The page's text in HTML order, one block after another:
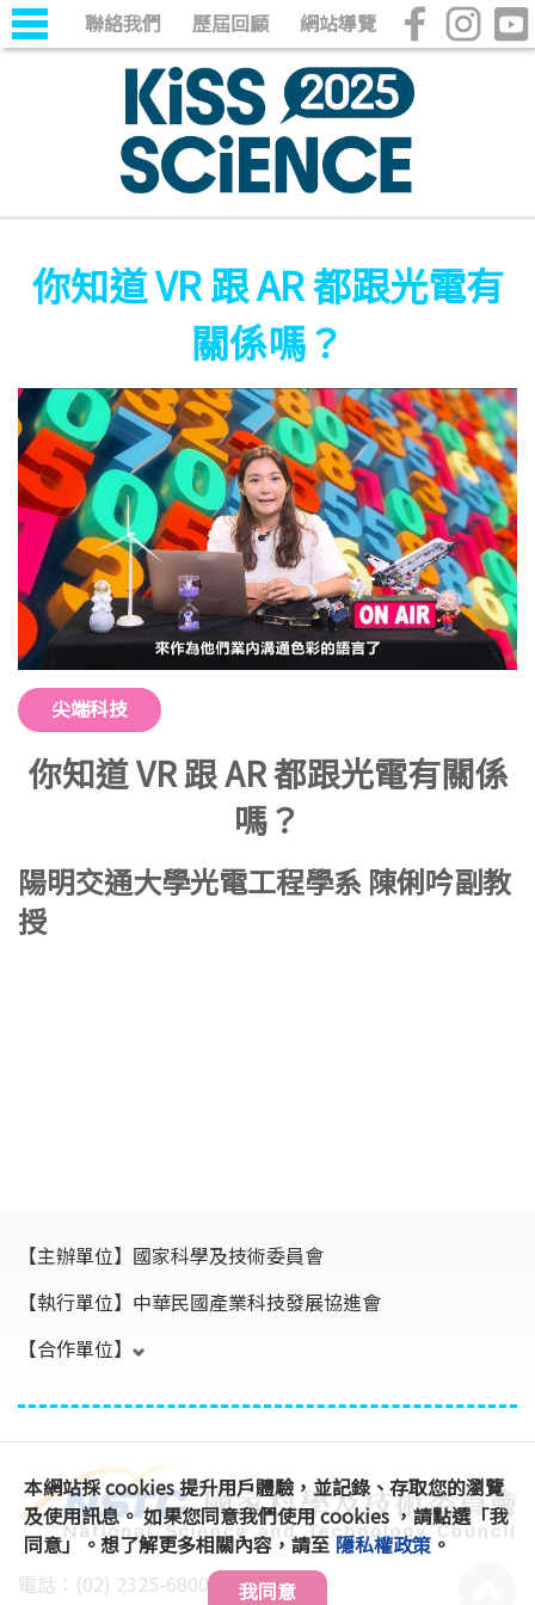
聯絡我們 歷屆回顧 網站導覽
你知道 VR 跟 AR 都跟光電有
關係嗎？
尖端科技
你知道 VR 跟 AR 都跟光電有關係
嗎？
陽明交通大學光電工程學系 陳俐吟副教
授
【主辦單位】 國家科學及技術委員會
【執行單位】 中華民國產業科技發展協進會
【合作單位】
電話：(02) 2325-6800 #896、891
本網站採 cookies 提升用戶體驗，並記錄、存取您的瀏覽
及使用訊息。 如果您同意我們使用 cookies ，請點選「我
同意」。想了解更多相關內容，請至 隱私權政策 。
我同意